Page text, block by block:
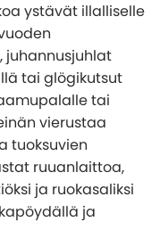
ystävät illalliselle
juhannusjuhlat
tai glögikutsut
tai
vierustaa
tuoksuvien
ruuanlaittoa,
ja ruokasaliksi
ja